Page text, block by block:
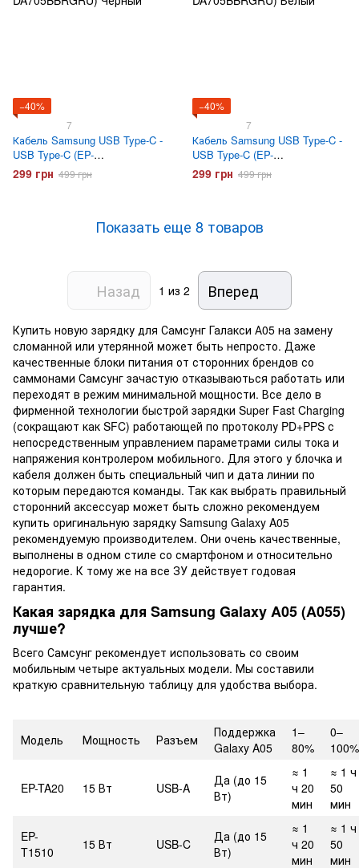
−40%
7
Кабель Samsung USB Type-C -
USB Type-C (EP-
DA705BBRGRU) Черный
299 грн 499 грн
−40%
7
Кабель Samsung USB Type-C -
USB Type-C (EP-
DA705BBRGRU) Белый
299 грн 499 грн
Показать еще 8 товаров
Назад 1 из 2 Вперед
Купить новую зарядку для Самсунг Галакси А05 на замену
сломанной или утерянной может быть непросто. Даже
качественные блоки питания от сторонних брендов со
саммонами Самсунг зачастую отказываються работать или
переходят в режим минимальной мощности. Все дело в
фирменной технологии быстрой зарядки Super Fast Charging
(сокращают как SFC) работающей по протоколу PD+PPS с
непосредственным управлением параметрами силы тока и
напряжения контролером мобильного. Для этого у блочка и
кабеля должен быть специальный чип и дата линии по
которым передаются команды. Так как выбрать правильный
сторонний аксессуар может быть сложно рекомендуем
купить оригинальную зарядку Samsung Galaxy A05
рекомендуемую производителем. Они очень качественные,
выполнены в одном стиле со смартфоном и относительно
недорогие. К тому же на все ЗУ действует годовая
гарантия.
Какая зарядка для Samsung Galaxy A05 (A055)
лучше?
Всего Самсунг рекомендует использовать со своим
мобильным четыре актуальных модели. Мы составили
краткую сравнительную таблицу для удобства выбора.
Модель Мощность Разъем
Поддержка
Galaxy A05
1–
80%
0–
100%
EP-TA20 15 Вт USB-A
Да (до 15
Вт)
≈ 1
ч 20
мин
≈ 1 ч
50
мин
EP-
T1510
15 Вт USB-C
Да (до 15
Вт)
≈ 1
ч 20
мин
≈ 1 ч
50
мин